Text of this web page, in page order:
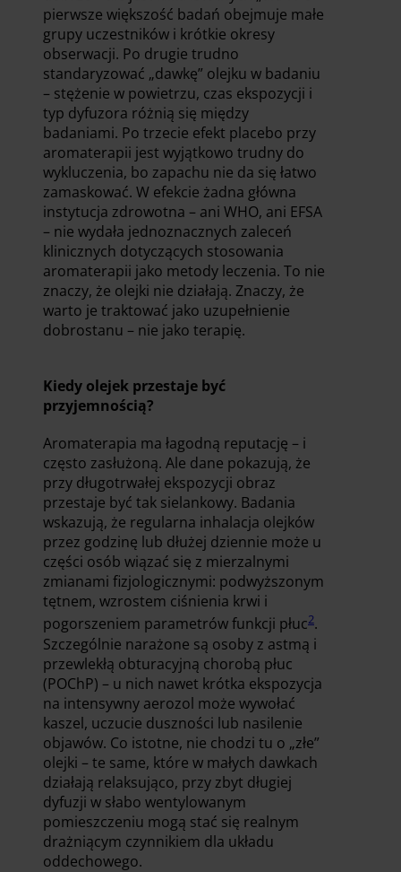
pierwsze większość badań obejmuje małe
grupy uczestników i krótkie okresy
obserwacji. Po drugie trudno
standaryzować „dawkę” olejku w badaniu
– stężenie w powietrzu, czas ekspozycji i
typ dyfuzora różnią się między
badaniami. Po trzecie efekt placebo przy
aromaterapii jest wyjątkowo trudny do
wykluczenia, bo zapachu nie da się łatwo
zamaskować. W efekcie żadna główna
instytucja zdrowotna – ani WHO, ani EFSA
– nie wydała jednoznacznych zaleceń
klinicznych dotyczących stosowania
aromaterapii jako metody leczenia. To nie
znaczy, że olejki nie działają. Znaczy, że
warto je traktować jako uzupełnienie
dobrostanu – nie jako terapię.
Kiedy olejek przestaje być
przyjemnością?
Aromaterapia ma łagodną reputację – i
często zasłużoną. Ale dane pokazują, że
przy długotrwałej ekspozycji obraz
przestaje być tak sielankowy. Badania
wskazują, że regularna inhalacja olejków
przez godzinę lub dłużej dziennie może u
części osób wiązać się z mierzalnymi
zmianami fizjologicznymi: podwyższonym
tętnem, wzrostem ciśnienia krwi i
pogorszeniem parametrów funkcji płuc2.
Szczególnie narażone są osoby z astmą i
przewlekłą obturacyjną chorobą płuc
(POChP) – u nich nawet krótka ekspozycja
na intensywny aerozol może wywołać
kaszel, uczucie duszności lub nasilenie
objawów. Co istotne, nie chodzi tu o „złe”
olejki – te same, które w małych dawkach
działają relaksująco, przy zbyt długiej
dyfuzji w słabo wentylowanym
pomieszczeniu mogą stać się realnym
drażniącym czynnikiem dla układu
oddechowego.